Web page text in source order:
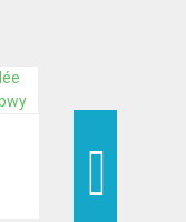
Pochette